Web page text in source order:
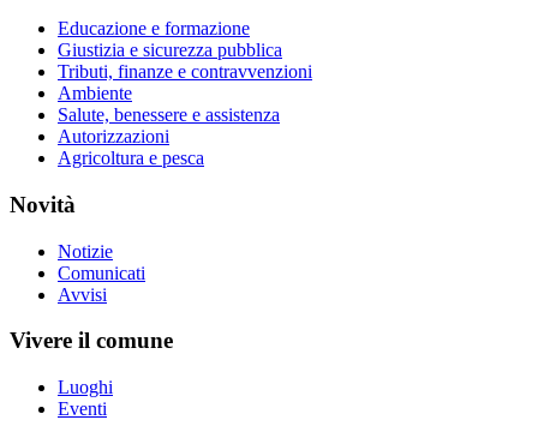
Educazione e formazione
Giustizia e sicurezza pubblica
Tributi, finanze e contravvenzioni
Ambiente
Salute, benessere e assistenza
Autorizzazioni
Agricoltura e pesca
Novità
Notizie
Comunicati
Avvisi
Vivere il comune
Luoghi
Eventi